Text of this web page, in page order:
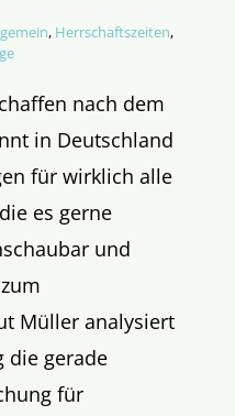
, Herrschaftszeiten,
nach dem
in Deutschland
für wirklich alle
es gerne
und
Müller analysiert
die gerade
für